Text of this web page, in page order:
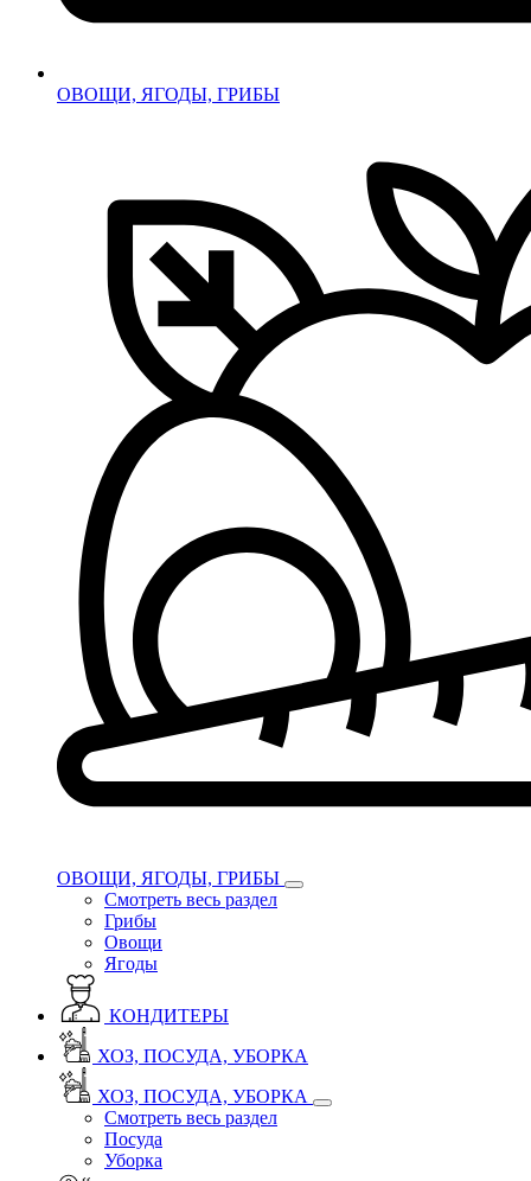
ОВОЩИ, ЯГОДЫ, ГРИБЫ
ОВОЩИ, ЯГОДЫ, ГРИБЫ
Смотреть весь раздел
Грибы
Овощи
Ягоды
КОНДИТЕРЫ
ХОЗ, ПОСУДА, УБОРКА
ХОЗ, ПОСУДА, УБОРКА
Смотреть весь раздел
Посуда
Уборка